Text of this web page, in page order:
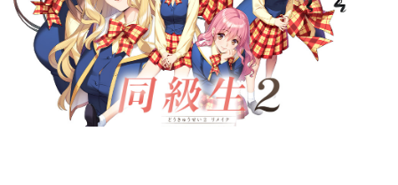
ゲームが変えた日本語
「経験値」「裏技」「ラスボス」… ゲームにまつわる言葉
の起源や用法の変遷を、コンピューター文化史研究家・タ
イニーP氏が徹底調査。
カテゴリ